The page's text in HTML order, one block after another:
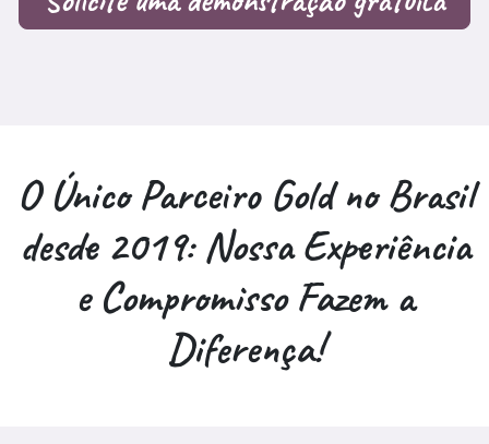
O Único Parceiro Goldno Brasil
desde 2019: NossaExperiência
e CompromissoFazem a
Diferença!